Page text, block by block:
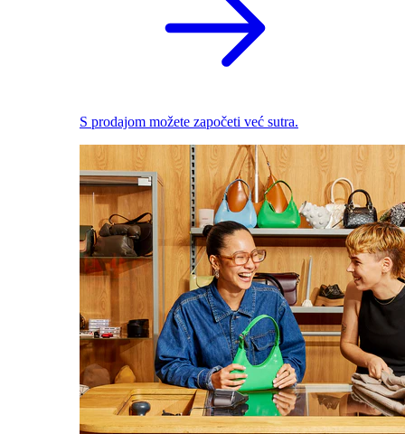
S prodajom možete započeti već sutra.